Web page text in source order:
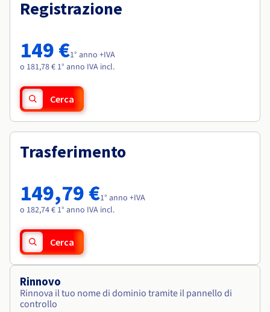
Tariffe
Roadmap & Changelog
Osservabilità
Roadmap & Changelog
Roadmap & Changelog
Roadmap & Changelog
Roadmap & Changelog
Registrazione
149 €1° anno +IVA
o 181,78 € 1° anno IVA incl.
Cerca
Trasferimento
149,79 €1° anno +IVA
o 182,74 € 1° anno IVA incl.
Cerca
Rinnovo
Rinnova il tuo nome di dominio tramite il pannello di
controllo